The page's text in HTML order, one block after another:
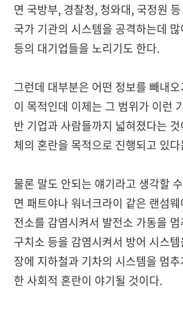
면 국방부, 경찰청, 청와대, 국정원
국가 기관의 시스템을 공격하는데
등의 대기업들을 노리기도 한다.
그런데 대부분은 어떤 정보를 빼내
이 목적인데 이제는 그 범위가 이런
반 기업과 사람들까지 넓혀졌다는
체의 혼란을 목적으로 진행되고 있
물론 말도 안되는 얘기라고 생각할
면 패트야나 워너크라이 같은 랜섬
전소를 감염시켜서 발전소 가동을
구치소 등을 감염시켜서 방어 시스
장에 지하철과 기차의 시스템을 멈
한 사회적 혼란이 야기될 것이다.